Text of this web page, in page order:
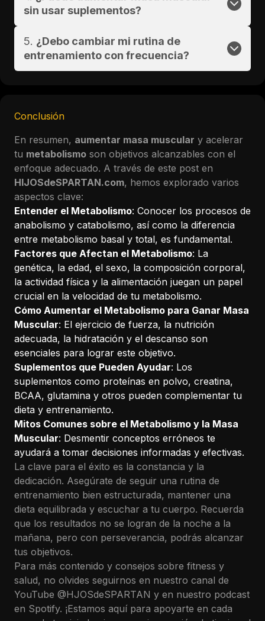
sin usar suplementos?
5. ¿Debo cambiar mi rutina de
entrenamiento con frecuencia?
Conclusión
En resumen, aumentar masa muscular y acelerar
tu metabolismo son objetivos alcanzables con el
enfoque adecuado. A través de este post en
HIJOSdeSPARTAN.com, hemos explorado varios
aspectos clave:
Entender el Metabolismo: Conocer los procesos de
anabolismo y catabolismo, así como la diferencia
entre metabolismo basal y total, es fundamental.
Factores que Afectan el Metabolismo: La
genética, la edad, el sexo, la composición corporal,
la actividad física y la alimentación juegan un papel
crucial en la velocidad de tu metabolismo.
Cómo Aumentar el Metabolismo para Ganar Masa
Muscular: El ejercicio de fuerza, la nutrición
adecuada, la hidratación y el descanso son
esenciales para lograr este objetivo.
Suplementos que Pueden Ayudar: Los
suplementos como proteínas en polvo, creatina,
BCAA, glutamina y otros pueden complementar tu
dieta y entrenamiento.
Mitos Comunes sobre el Metabolismo y la Masa
Muscular: Desmentir conceptos erróneos te
ayudará a tomar decisiones informadas y efectivas.
La clave para el éxito es la constancia y la
dedicación. Asegúrate de seguir una rutina de
entrenamiento bien estructurada, mantener una
dieta equilibrada y escuchar a tu cuerpo. Recuerda
que los resultados no se logran de la noche a la
mañana, pero con perseverancia, podrás alcanzar
tus objetivos.
Para más contenido y consejos sobre fitness y
salud, no olvides seguirnos en nuestro canal de
YouTube @HJOSdeSPARTAN y en nuestro podcast
en Spotify. ¡Estamos aquí para apoyarte en cada